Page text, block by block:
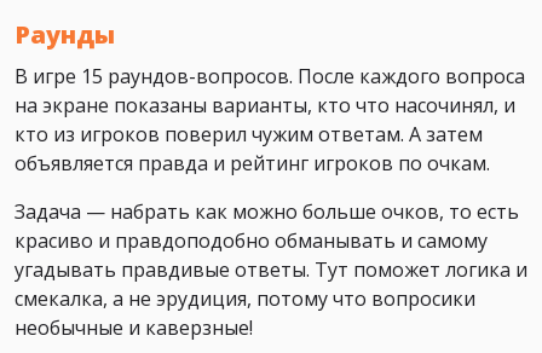
Раунды
В игре 15 раундов-вопросов. После каждого вопроса
на экране показаны варианты, кто что насочинял, и
кто из игроков поверил чужим ответам. А затем
объявляется правда и рейтинг игроков по очкам.
Задача — набрать как можно больше очков, то есть
красиво и правдоподобно обманывать и самому
угадывать правдивые ответы. Тут поможет логика и
смекалка, а не эрудиция, потому что вопросики
необычные и каверзные!